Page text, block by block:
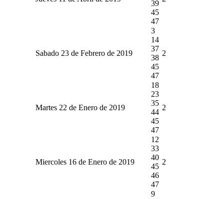
39
45
47
Sabado 23 de Febrero de 2019
3
14
37
38
45
47
2
Martes 22 de Enero de 2019
18
23
35
44
45
47
2
Miercoles 16 de Enero de 2019
12
33
40
45
46
47
2
9